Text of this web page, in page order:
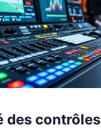
des contrôles